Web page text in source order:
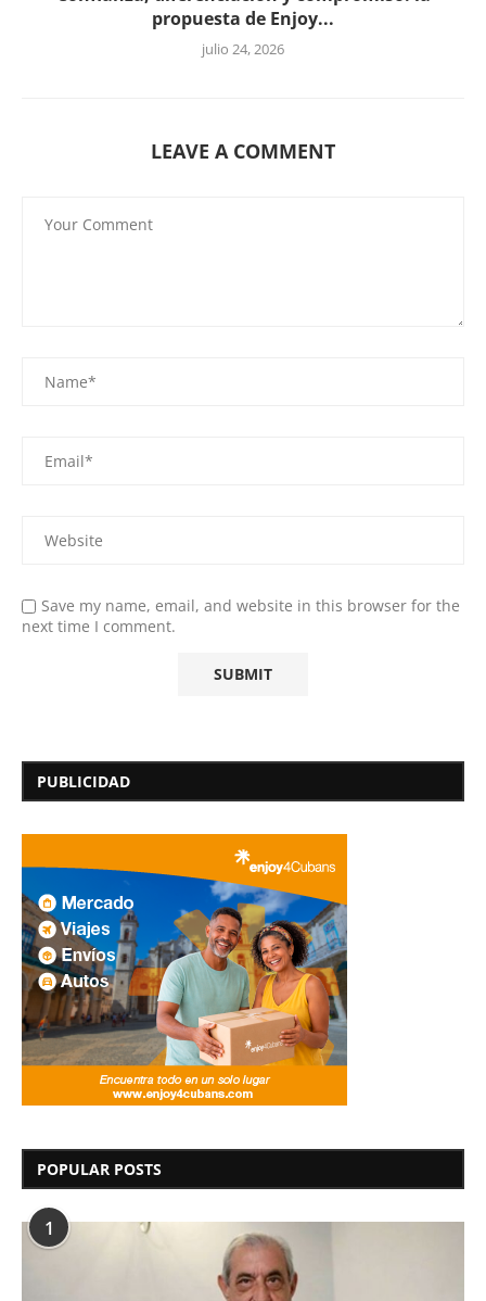
propuesta de Enjoy...
julio 24, 2026
LEAVE A COMMENT
Save my name, email, and website in this browser for the
next time I comment.
PUBLICIDAD
POPULAR POSTS
1